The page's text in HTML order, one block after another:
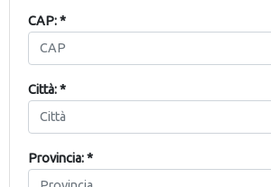
CAP: *
Città: *
Provincia: *